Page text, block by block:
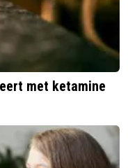
met ketamine